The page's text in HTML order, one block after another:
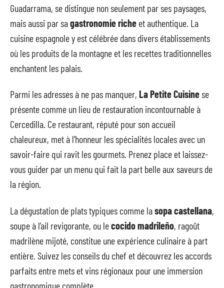
Guadarrama, se distingue non seulement par ses paysages,
mais aussi par sagastronomie riche et authentique. La
cuisine espagnole y est célébrée dans divers établissements
où les produits de la montagne et les recettes traditionnelles
enchantent les palais.
Parmi les adresses à ne pas manquer, La Petite Cuisinese
présente comme un lieu de restauration incontournable à
Cercedilla. Ce restaurant, réputé pour son accueil
chaleureux, met à l’honneur les spécialités locales avec un
savoir-faire qui ravit les gourmets. Prenez place et laissez-
vous guider par un menu qui fait la part belle aux saveurs de
la région.
La dégustation de plats typiques comme lasopa castellana,
soupe à l’ail revigorante, ou lecocido madrileño, ragoût
madrilène mijoté, constitue une expérience culinaire à part
entière. Suivez les conseils du chef et découvrez les accords
parfaits entre mets et vins régionaux pour une immersion
gastronomique complète.